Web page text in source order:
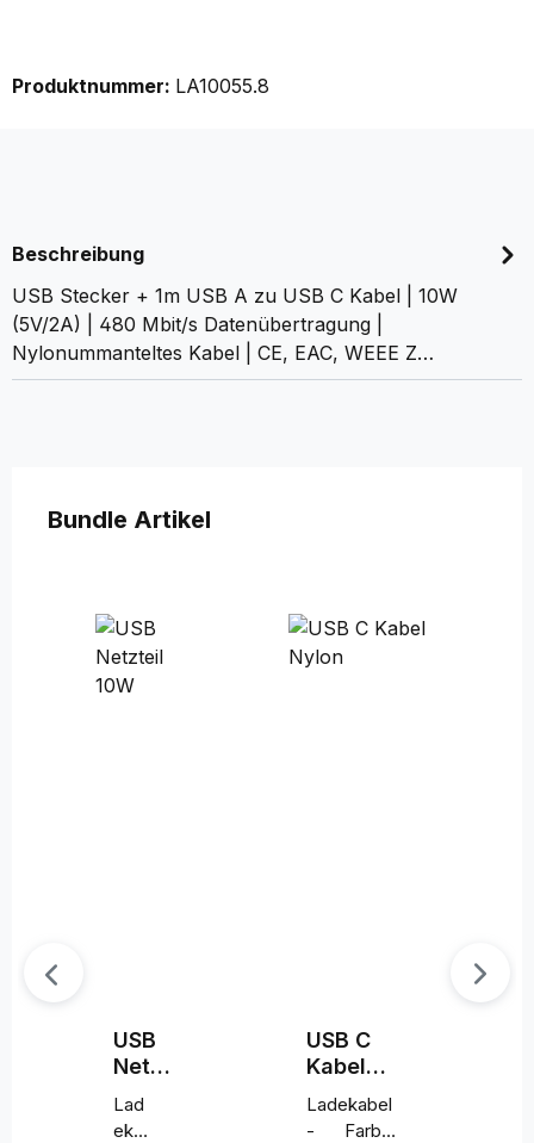
Produktnummer: LA10055.8
Beschreibung
USB Stecker + 1m USB A zu USB C Kabel | 10W
(5V/2A) | 480 Mbit/s Datenübertragung |
Nylonummanteltes Kabel | CE, EAC, WEEE Z…
Produktgalerie überspringen
Bundle Artikel
USB
Netzt
eil
10W
Lad
ekab
USB C
Kabel
Nylon
Ladekabel
- Farbe: